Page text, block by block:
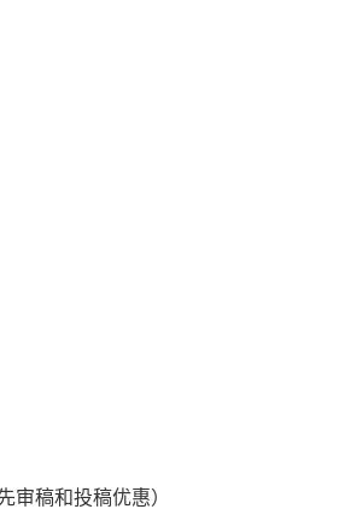
审稿和投稿优惠）